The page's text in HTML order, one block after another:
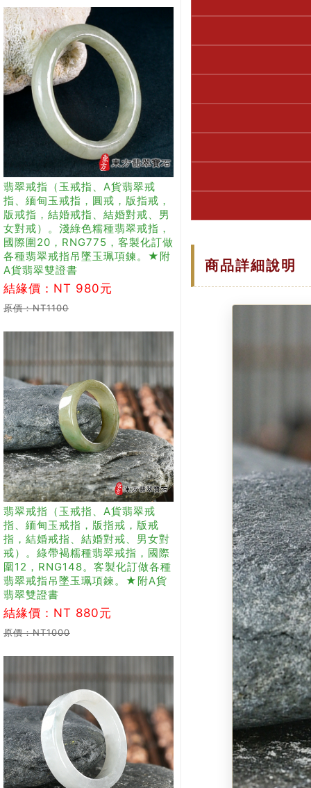
翡翠戒指（玉戒指、A貨翡翠戒
指、緬甸玉戒指，圓戒，版指戒，
版戒指，結婚戒指、結婚對戒、男
女對戒）。淺綠色糯種翡翠戒指，
國際圍20，RNG775，客製化訂做
各種翡翠戒指吊墜玉珮項鍊。★附
A貨翡翠雙證書
結緣價：NT 980元
原價：NT1100
翡翠戒指（玉戒指、A貨翡翠戒
指、緬甸玉戒指，版指戒，版戒
指，結婚戒指、結婚對戒、男女對
戒）。綠帶褐糯種翡翠戒指，國際
圍12，RNG148。客製化訂做各種
翡翠戒指吊墜玉珮項鍊。★附A貨
翡翠雙證書
結緣價：NT 880元
原價：NT1000
商品詳細說明